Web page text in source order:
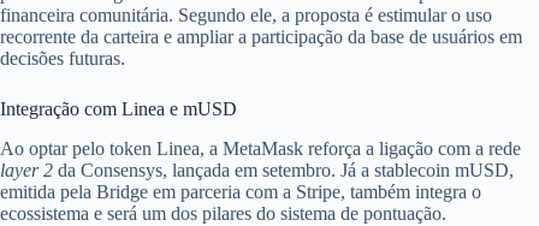
financeira comunitária. Segundo ele, a proposta é estimular o uso
recorrente da carteira e ampliar a participação da base de usuários em
decisões futuras.
Integração com Linea e mUSD
Ao optar pelo token Linea, a MetaMask reforça a ligação com a rede
layer 2 da Consensys, lançada em setembro. Já a stablecoin mUSD,
emitida pela Bridge em parceria com a Stripe, também integra o
ecossistema e será um dos pilares do sistema de pontuação.